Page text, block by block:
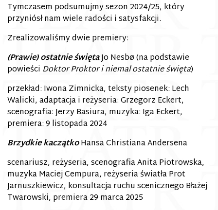
Tymczasem podsumujmy sezon 2024/25, który
przyniósł nam wiele radości i satysfakcji.
Zrealizowaliśmy dwie premiery:
(Prawie) ostatnie świętaJo Nesbø (na podstawie
powieści Doktor Proktor i niemal ostatnie święta)
przekład: Iwona Zimnicka, teksty piosenek: Lech
Walicki, adaptacja i reżyseria: Grzegorz Eckert,
scenografia: Jerzy Basiura, muzyka: Iga Eckert,
premiera: 9 listopada 2024
Brzydkie kaczątkoHansa Christiana Andersena
scenariusz, reżyseria, scenografia Anita Piotrowska,
muzyka Maciej Cempura, reżyseria światła Prot
Jarnuszkiewicz, konsultacja ruchu scenicznego Błażej
Twarowski, premiera 29 marca 2025